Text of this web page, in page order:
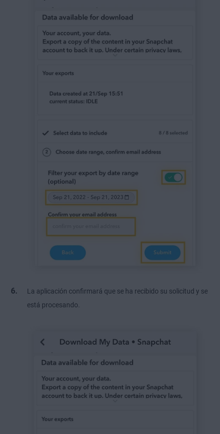
La aplicación confirmará que se ha recibido su solicitud y se
está procesando.